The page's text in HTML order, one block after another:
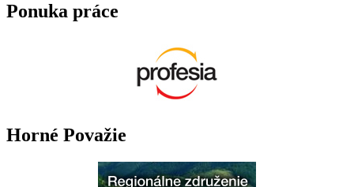
Ponuka práce
Horné Považie